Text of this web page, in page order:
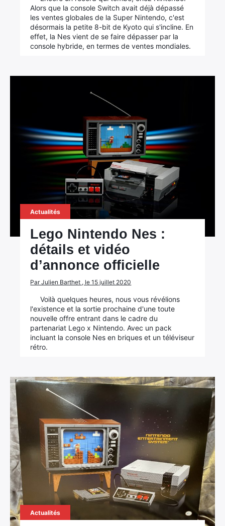
Alors que la console Switch avait déjà dépassé
les ventes globales de la Super Nintendo, c'est
désormais la petite 8-bit de Kyoto qui s'incline. En
effet, la Nes vient de se faire dépasser par la
console hybride, en termes de ventes mondiales.
Actualités
Lego Nintendo Nes :
détails et vidéo
d’annonce officielle
Par Julien Barthet , le 15 juillet 2020
Voilà quelques heures, nous vous révélions
l'existence et la sortie prochaine d'une toute
nouvelle offre entrant dans le cadre du
partenariat Lego x Nintendo. Avec un pack
incluant la console Nes en briques et un téléviseur
rétro.
Actualités
×
Rechercher